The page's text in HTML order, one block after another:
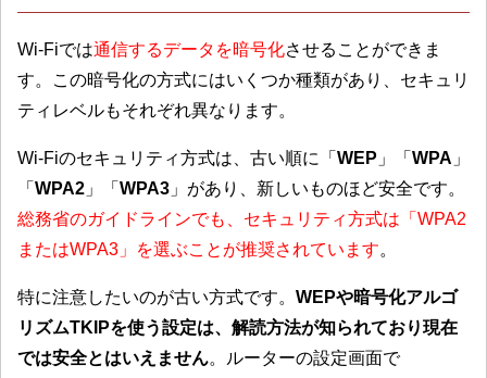
Wi-Fiでは通信するデータを暗号化させることができま
す。この暗号化の方式にはいくつか種類があり、セキュリ
ティレベルもそれぞれ異なります。
Wi-Fiのセキュリティ方式は、古い順に「 WEP 」「 WPA 」
「 WPA2 」「 WPA3 」があり、新しいものほど安全です。
総務省のガイドラインでも、セキュリティ方式は「WPA2
またはWPA3」を選ぶことが推奨されています。
特に注意したいのが古い方式です。 WEPや暗号化アルゴ
リズムTKIPを使う設定は、解読方法が知られており現在
では安全とはいえません。ルーターの設定画面で